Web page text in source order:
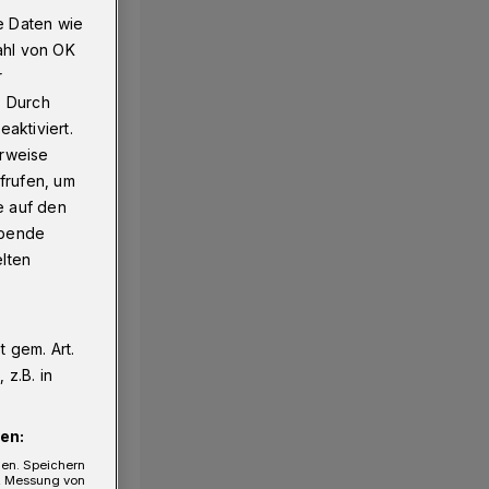
Daten wie
von OK
Durch
um
auf den
gem. Art.
z.B. in
Speichern
von